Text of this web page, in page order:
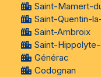
Saint-Mamert-
Saint-Quentin-
Saint-Ambroix
Saint-
Générac
Codognan